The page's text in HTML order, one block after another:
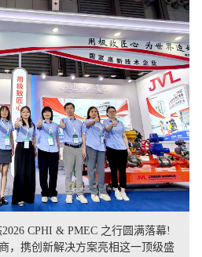
CPHI & PMEC 之行圆满落幕!
，携创新解决方案亮相这一顶级盛